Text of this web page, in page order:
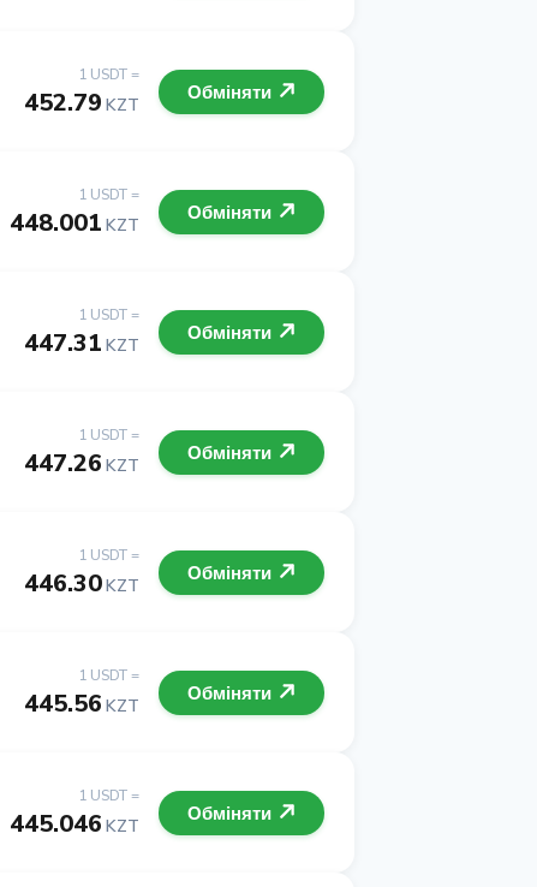
1 USDT =
452.79 KZT
Обміняти
1 USDT =
448.001 KZT
Обміняти
1 USDT =
447.31 KZT
Обміняти
1 USDT =
447.26 KZT
Обміняти
1 USDT =
446.30KZT
Обміняти
1 USDT =
445.56 KZT
Обміняти
1 USDT =
445.046 KZT
Обміняти